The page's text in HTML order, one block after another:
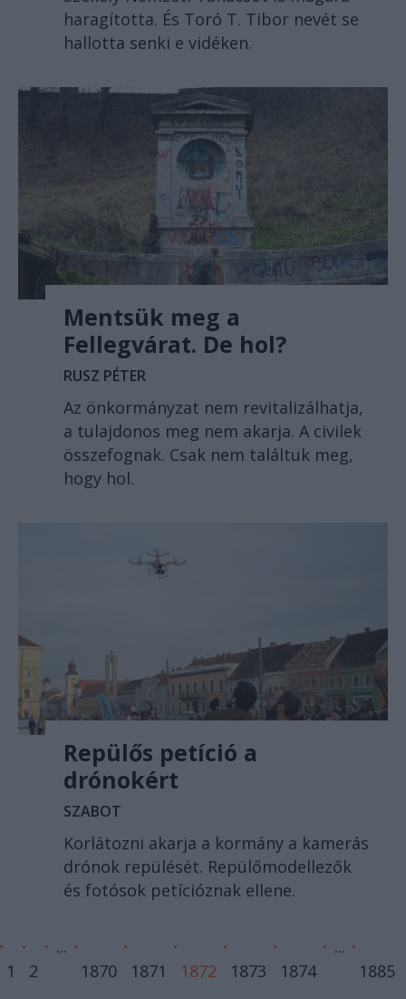
haragította. És Toró T. Tibor nevét se
hallotta senki e vidéken.
Mentsük meg a
Fellegvárat. De hol?
RUSZ PÉTER
Az önkormányzat nem revitalizálhatja,
a tulajdonos meg nem akarja. A civilek
összefognak. Csak nem találtuk meg,
hogy hol.
Repülős petíció a
drónokért
SZABOT
Korlátozni akarja a kormány a kamerás
drónok repülését. Repülőmodellezők
és fotósok petícióznak ellene.
1 2
...
1870
1871 1872 1873 1874
...
1885